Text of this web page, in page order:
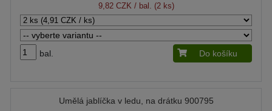
9,82 CZK / bal. (2 ks)
bal. Do košíku
Umělá jablíčka v ledu, na drátku 900795